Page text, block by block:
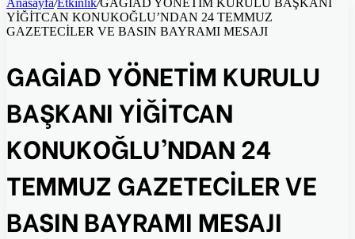
Anasayfa/Etkinlik/GAGİAD YÖNETİM KURULU BAŞKANI
YİĞİTCAN KONUKOĞLU’NDAN 24 TEMMUZ
GAZETECİLER VE BASIN BAYRAMI MESAJI
GAGİAD YÖNETİM KURULU
BAŞKANI YİĞİTCAN
KONUKOĞLU’NDAN 24
TEMMUZ GAZETECİLER VE
BASIN BAYRAMI MESAJI